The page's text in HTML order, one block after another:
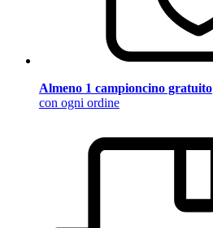
Almeno 1 campioncino gratuito
con ogni ordine